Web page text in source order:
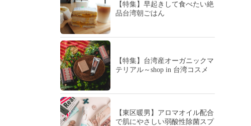
【特集】早起きして食べたい絶
品台湾朝ごはん
【特集】台湾産オーガニックマ
テリアル～shop in 台湾コスメ
【東区暖男】アロマオイル配合
で肌にやさしい弱酸性除菌スプ